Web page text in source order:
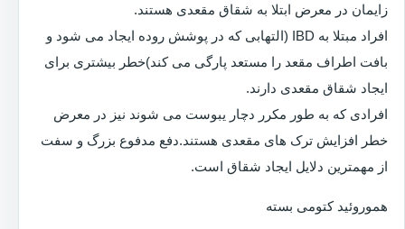
زایمان در معرض ابتلا به شقاق مقعدی هستند.
افراد مبتلا به IBD (التهابی که در پوشش روده ایجاد می شود و
بافت اطراف مقعد را مستعد پارگی می کند)خطر بیشتری برای
ایجاد شقاق مقعدی دارند.
افرادی که به طور مکرر دچار یبوست می شوند نیز در معرض
خطر افزایش ترک های مقعدی هستند.دفع مدفوع بزرگ و سفت
از مهمترین دلایل ایجاد شقاق است.
هموروئید کتومی بسته